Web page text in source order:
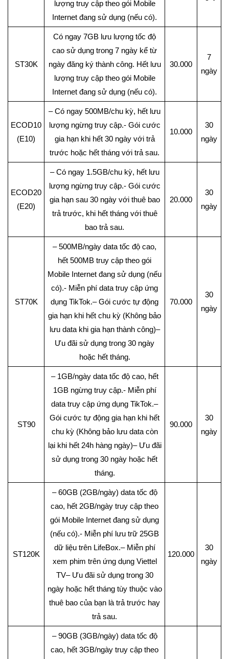
lượng truy cập theo gói Mobile
Internet đang sử dụng (nếu có).
ST30K
Có ngay 7GB lưu lượng tốc độ
cao sử dụng trong 7 ngày kể từ
ngày đăng ký thành công. Hết lưu
lượng truy cập theo gói Mobile
Internet đang sử dụng (nếu có).
30.000
7
ngày
ECOD10
(E10)
– Có ngay 500MB/chu kỳ, hết lưu
lượng ngừng truy cập.- Gói cước
gia hạn khi hết 30 ngày với trả
trước hoặc hết tháng với trả sau.
10.000
30
ngày
ECOD20
(E20)
– Có ngay 1.5GB/chu kỳ, hết lưu
lượng ngừng truy cập.- Gói cước
gia hạn sau 30 ngày với thuê bao
trả trước, khi hết tháng với thuê
bao trả sau.
20.000
30
ngày
ST70K
– 500MB/ngày data tốc độ cao,
hết 500MB truy cập theo gói
Mobile Internet đang sử dụng (nếu
có).- Miễn phí data truy cập ứng
dụng TikTok.– Gói cước tự động
gia hạn khi hết chu kỳ (Không bảo
lưu data khi gia hạn thành công)–
Ưu đãi sử dụng trong 30 ngày
hoặc hết tháng.
70.000
30
ngày
ST90
– 1GB/ngày data tốc độ cao, hết
1GB ngừng truy cập.- Miễn phí
data truy cập ứng dụng TikTok.–
Gói cước tự động gia hạn khi hết
chu kỳ (Không bảo lưu data còn
lại khi hết 24h hàng ngày)– Ưu đãi
sử dụng trong 30 ngày hoặc hết
tháng.
90.000
30
ngày
ST120K
– 60GB (2GB/ngày) data tốc độ
cao, hết 2GB/ngày truy cập theo
gói Mobile Internet đang sử dụng
(nếu có).- Miễn phí lưu trữ 25GB
dữ liệu trên LifeBox.– Miễn phí
xem phim trên ứng dụng Viettel
TV– Ưu đãi sử dụng trong 30
ngày hoặc hết tháng tùy thuộc vào
thuê bao của bạn là trả trước hay
trả sau.
120.000
30
ngày
– 90GB (3GB/ngày) data tốc độ
cao, hết 3GB/ngày truy cập theo